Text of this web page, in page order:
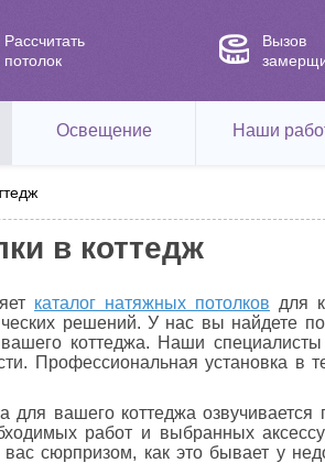
Рассчитать
потолок
Вызов
Освещение Наши
в коттедж
каталог натяжных потолков для
решений. У нас вы найдете
коттеджа. Наши
Профессиональная установка в
для вашего коттеджа озвучивается
работ и выбранных
сюрпризом, как это бывает у